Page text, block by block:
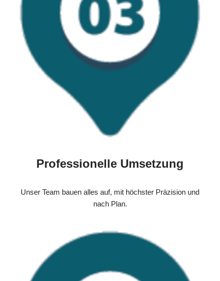
Professionelle Umsetzung
Unser Team bauen alles auf, mit höchster Präzision und
nach Plan.